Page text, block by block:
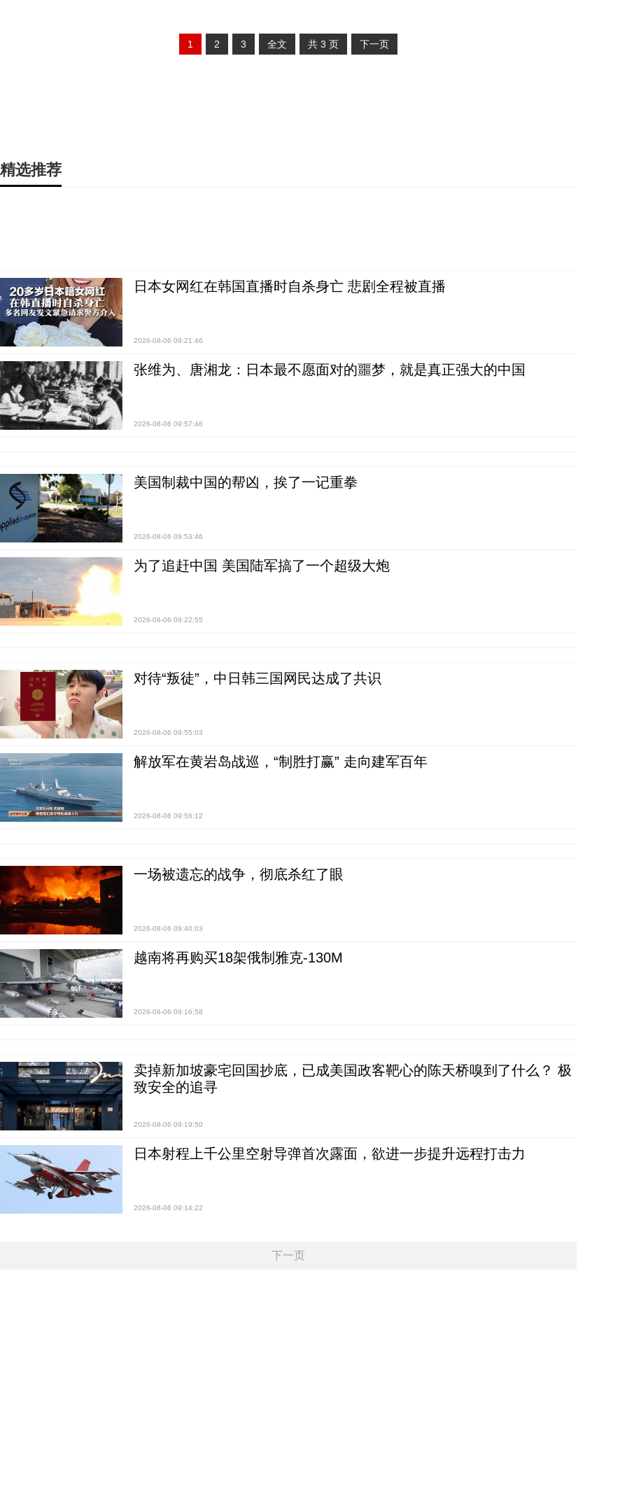
1 2 3 全文 共 3 页 下一页
精选推荐
日本女网红在韩国直播时自杀身亡 悲剧全程被直播
2026-08-06 09:21:46
张维为、唐湘龙：日本最不愿面对的噩梦，就是真正强大的中国
2026-08-06 09:57:46
美国制裁中国的帮凶，挨了一记重拳
2026-08-06 09:53:46
为了追赶中国 美国陆军搞了一个超级大炮
2026-08-06 09:22:55
对待“叛徒”，中日韩三国网民达成了共识
2026-08-06 09:55:03
解放军在黄岩岛战巡，“制胜打赢” 走向建军百年
2026-08-06 09:56:12
一场被遗忘的战争，彻底杀红了眼
2026-08-06 09:40:03
越南将再购买18架俄制雅克-130M
2026-08-06 09:16:58
卖掉新加坡豪宅回国抄底，已成美国政客靶心的陈天桥嗅到了什么？ 极
致安全的追寻
2026-08-06 09:19:50
日本射程上千公里空射导弹首次露面，欲进一步提升远程打击力
2026-08-06 09:14:22
下一页